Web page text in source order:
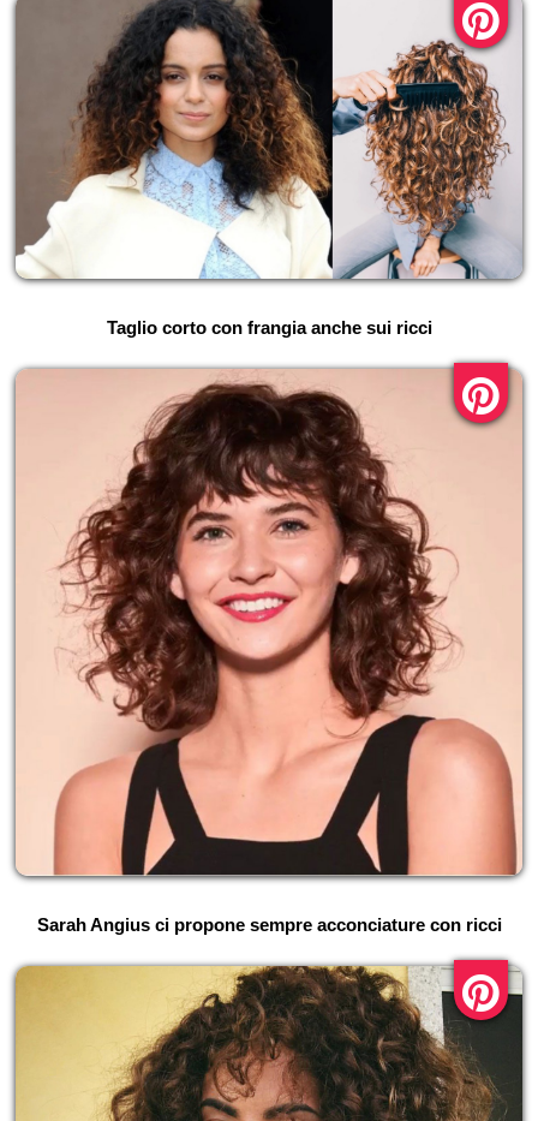
Taglio corto con frangia anche sui ricci
Sarah Angius ci propone sempre acconciature con ricci